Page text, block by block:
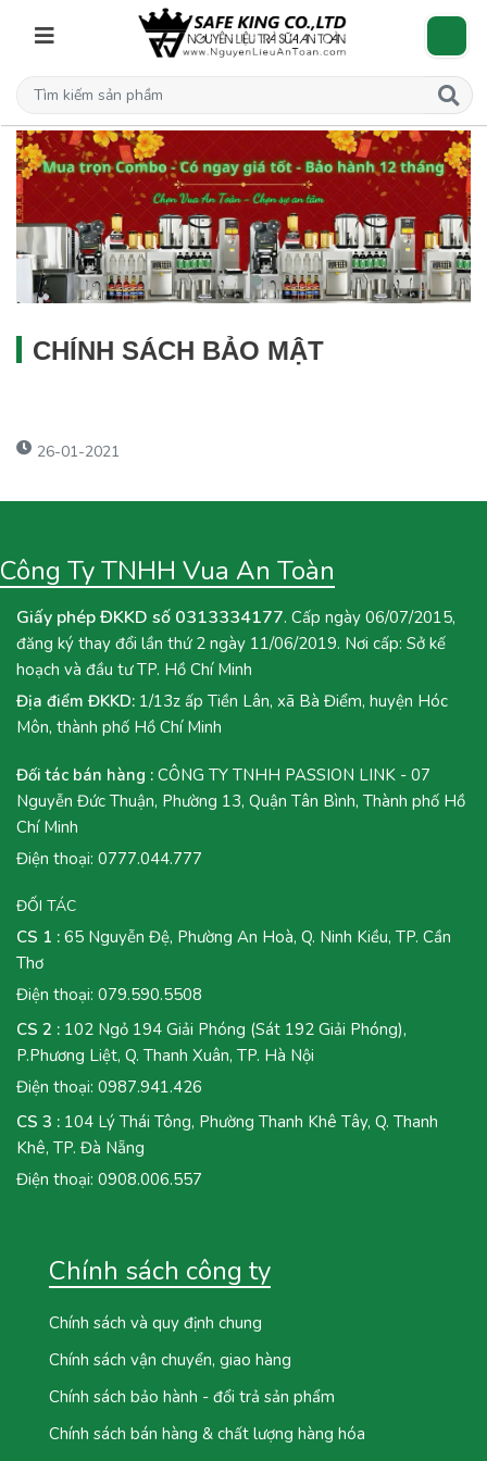
CHÍNH SÁCH BẢO MẬT
26-01-2021
Công Ty TNHH Vua An Toàn
Giấy phép ĐKKD số 0313334177. Cấp ngày 06/07/2015,
đăng ký thay đổi lần thứ 2 ngày 11/06/2019. Nơi cấp: Sở kế
hoạch và đầu tư TP. Hồ Chí Minh
Địa điểm ĐKKD: 1/13z ấp Tiền Lân, xã Bà Điểm, huyện Hóc
Môn, thành phố Hồ Chí Minh
Đối tác bán hàng : CÔNG TY TNHH PASSION LINK - 07
Nguyễn Đức Thuận, Phường 13, Quận Tân Bình, Thành phố Hồ
Chí Minh
Điện thoại: 0777.044.777
ĐỐI TÁC
CS 1 : 65 Nguyễn Đệ, Phường An Hoà, Q. Ninh Kiều, TP. Cần
Thơ
Điện thoại: 079.590.5508
CS 2 : 102 Ngỏ 194 Giải Phóng (Sát 192 Giải Phóng),
P.Phương Liệt, Q. Thanh Xuân, TP. Hà Nội
Điện thoại: 0987.941.426
CS 3 : 104 Lý Thái Tông, Phường Thanh Khê Tây, Q. Thanh
Khê, TP. Đà Nẵng
Điện thoại: 0908.006.557
Chính sách công ty
Chính sách và quy định chung
Chính sách vận chuyển, giao hàng
Chính sách bảo hành - đổi trả sản phẩm
Chính sách bán hàng & chất lượng hàng hóa